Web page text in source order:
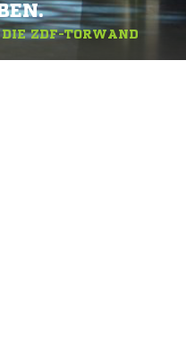
ZDF-TORWAND